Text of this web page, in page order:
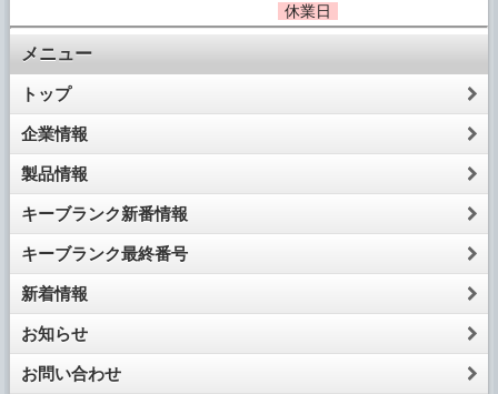
休業日
メニュー
トップ
企業情報
製品情報
キーブランク新番情報
キーブランク最終番号
新着情報
お知らせ
お問い合わせ